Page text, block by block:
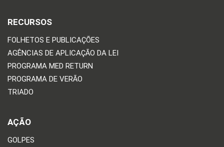
RECURSOS
FOLHETOS E PUBLICAÇÕES
AGÊNCIAS DE APLICAÇÃO DA LEI
PROGRAMA MED RETURN
PROGRAMA DE VERÃO
TRIADO
AÇÃO
GOLPES